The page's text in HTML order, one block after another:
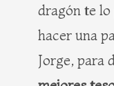
dragón te
hacer una
Jorge, para